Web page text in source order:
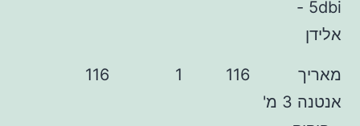
אנטנה 3 מ'
116
1
116